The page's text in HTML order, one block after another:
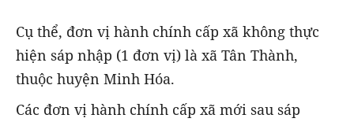
Cụ thể, đơn vị hành chính cấp xã không thực
hiện sáp nhập (1 đơn vị) là xã Tân Thành,
thuộc huyện Minh Hóa.
Các đơn vị hành chính cấp xã mới sau sáp